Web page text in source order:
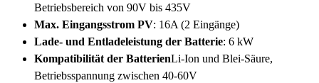
Betriebsbereich von 90V bis 435V
Max. Eingangsstrom PV: 16A (2 Eingänge)
Lade- und Entladeleistung der Batterie: 6 kW
Kompatibilität der BatterienLi-Ion und Blei-Säure,
Betriebsspannung zwischen 40-60V